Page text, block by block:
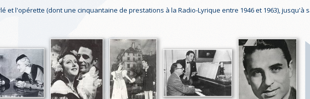
et l'opérette (dont une cinquantaine de prestations à la Radio-Lyrique entre 1946 et 1963), jusqu'à